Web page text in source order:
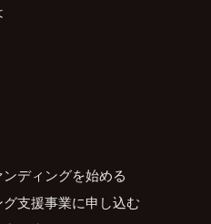
ディングを始める
支援事業に申し込む